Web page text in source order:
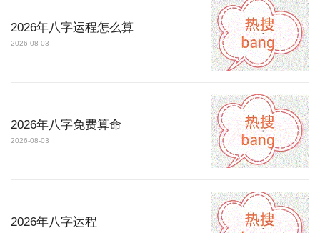
2026年八字运程怎么算
2026-08-03
2026年八字免费算命
2026-08-03
2026年八字运程